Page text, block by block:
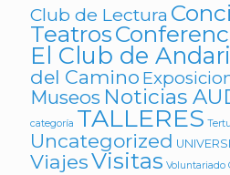
Club de Lectura
Teatros
El Club de
del Camino
Museos Noticias
categoría TALLERES
Uncategorized
ViajesVisitas Voluntariado